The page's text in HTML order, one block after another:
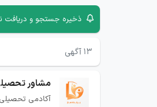
ذخیره جستجو و دریافت
۱۳ آگهی
آکادمی